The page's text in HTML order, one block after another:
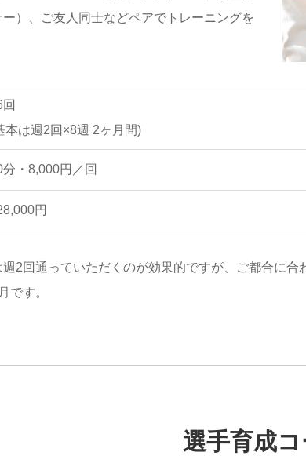
）、ご友人同士などペアでトレーニングを
回
本は週2回×8週 2ヶ月間)
分・8,000円／回
円
2回通っていただくのが効果的ですが、ご都合に合
です。
選手育成コ